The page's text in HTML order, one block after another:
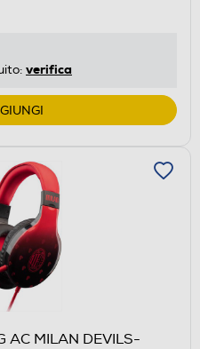
verifica
AC MILAN DEVILS-